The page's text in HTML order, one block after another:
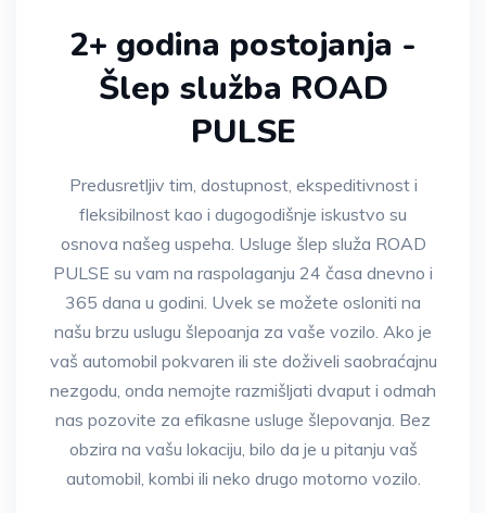
2+ godina postojanja -
Šlep služba ROAD
PULSE
Predusretljiv tim, dostupnost, ekspeditivnost i
fleksibilnost kao i dugogodišnje iskustvo su
osnova našeg uspeha. Usluge šlep služa ROAD
PULSE su vam na raspolaganju 24 časa dnevno i
365 dana u godini. Uvek se možete osloniti na
našu brzu uslugu šlepoanja za vaše vozilo. Ako je
vaš automobil pokvaren ili ste doživeli saobraćajnu
nezgodu, onda nemojte razmišljati dvaput i odmah
nas pozovite za efikasne usluge šlepovanja. Bez
obzira na vašu lokaciju, bilo da je u pitanju vaš
automobil, kombi ili neko drugo motorno vozilo.